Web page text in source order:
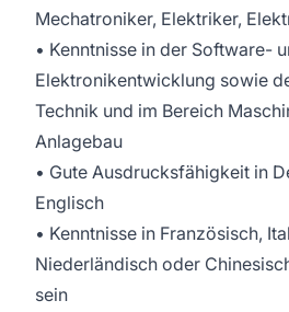
Mechatroniker, Elektriker,
• Kenntnisse in der Software-
Elektronikentwicklung sowie
Technik und im Bereich
Anlagebau
• Gute Ausdrucksfähigkeit in
Englisch
• Kenntnisse in Französisch,
Niederländisch oder
sein